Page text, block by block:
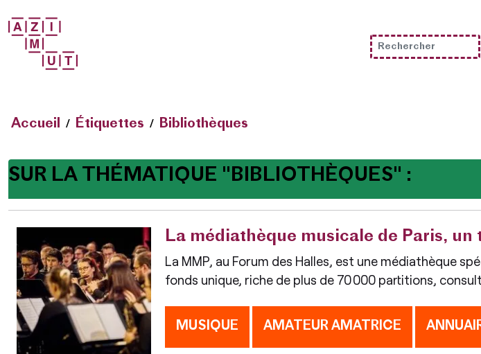
Accueil Étiquettes Bibliothèques
SUR LA THÉMATIQUE "BIBLIOTHÈQUES" :
La médiathèque musicale de Paris,
La MMP, au Forum des Halles, est une médiathèque
fonds unique, riche de plus de 70 000 partitions,
MUSIQUE AMATEUR AMATRICE